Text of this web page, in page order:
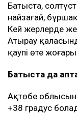
Батыста,
найзағай,
Кей жерлерде
Атырау
қаупі өте
Батыста да
Ақтөбе
+38 градус